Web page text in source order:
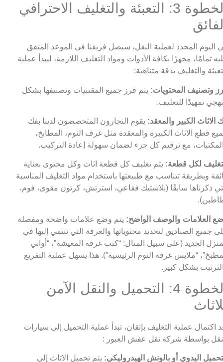
الخطوة 3: التعبئة والتغليف الاحترافي
اليوم المحدد لعملية النقل، سيصل فريقنا في الموعد المتفق
تمامًا، مجهزًا بكافة الأدوات ومواد التغليف اللازمة، ليبدأ عملية
والتغليف بدقة متناهية:
وتصنيف المحتويات: يتم فرز جميع المقتنيات وتصنيفها بشكل
تمهيدًا للتغليف.
الاثاث الكبير والمعقد: يقوم النجارون المتخصصون لدينا بفك
قطع الاثاث الكبيرة والمعقدة مثل غرف النوم، المطابخ،
مع ترقيم كل جزء لضمان سهولة إعادة التركيب.
لكل قطعة: يتم تغليف كل قطعة اثاث وكل محتوى بعناية
وبطريقة تتناسب مع طبيعتها باستخدام مواد التغليف المناسبة
ذكرناها سابقًا (بلاستيك فقاعي، استرتش، كرتون مقوى، فوم،
العلامات والوصف الواضح: يتم وضع علامات واضحة ومفصلة
جميع الصناديق لتحديد محتوياتها والغرفة التي تنتمي إليها في
الجديد (على سبيل المثال: “كتب غرفة المعيشة”، “أواني
“ملابس غرفة النوم الرئيسية”). هذا يسهل عملية التفريغ
بشكل كبير.
الخطوة 4: التحميل والنقل الآمن
اكتمال عملية التغليف بإتقان، تبدأ عملية التحميل إلى سيارات
بواسطة شركة نقل عفش العبور :
اليدوي أو بالونش الهيدروليكي: يتم تحميل الاثاث إلى